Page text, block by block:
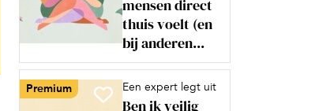
mensen direct
thuis voelt (en
bij anderen...
Premium Een expert legt uit
Ben ik veilig